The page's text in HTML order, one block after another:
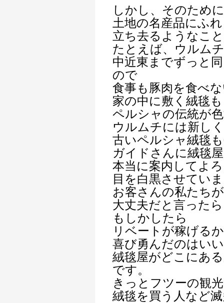
しかし、そのために
土地の名産品にふ
立ち去るようなこ
たとえば、ウルム
中近東までずっと
ので
食事も豚肉を食べ
家の中に敷く絨毯も
ペルシャの伝統が
ウルムチには新し
古いペルシャ絨毯
ガイドさんに絨毯
本当に案内してよ
目を白黒させてい
お客さんの私たち
大丈夫だと言った
もしかしたら
リベートが稼げる
喜び勇んだのはい
絨毯屋がどこにあ
です。
きっとフツーの観
絨毯を買う人など